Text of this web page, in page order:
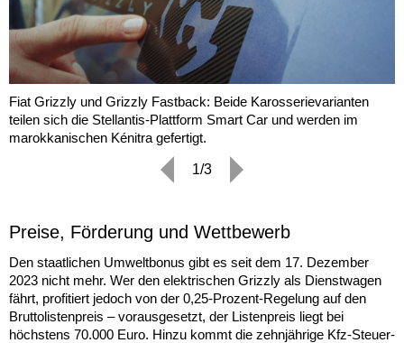
Fiat Grizzly und Grizzly Fastback: Beide Karosserievarianten
teilen sich die Stellantis-Plattform Smart Car und werden im
marokkanischen Kénitra gefertigt.
1/3
Preise, Förderung und Wettbewerb
Den staatlichen Umweltbonus gibt es seit dem 17. Dezember
2023 nicht mehr. Wer den elektrischen Grizzly als Dienstwagen
fährt, profitiert jedoch von der 0,25-Prozent-Regelung auf den
Bruttolistenpreis – vorausgesetzt, der Listenpreis liegt bei
höchstens 70.000 Euro. Hinzu kommt die zehnjährige Kfz-Steuer-